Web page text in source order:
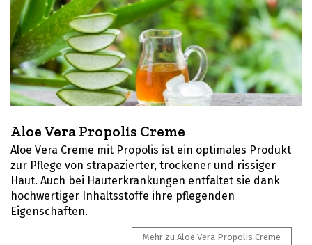
Aloe Vera Propolis Creme
Aloe Vera Creme mit Propolis ist ein optimales Produkt
zur Pflege von strapazierter, trockener und rissiger
Haut. Auch bei Hauterkrankungen entfaltet sie dank
hochwertiger Inhaltsstoffe ihre pflegenden
Eigenschaften.
Mehr zu Aloe Vera Propolis Creme